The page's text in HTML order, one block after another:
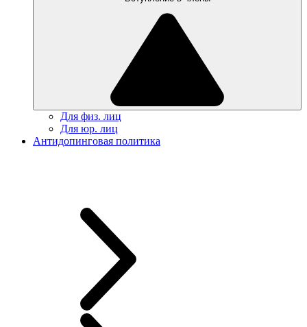
Для физ. лиц
Для юр. лиц
Антидопинговая политика